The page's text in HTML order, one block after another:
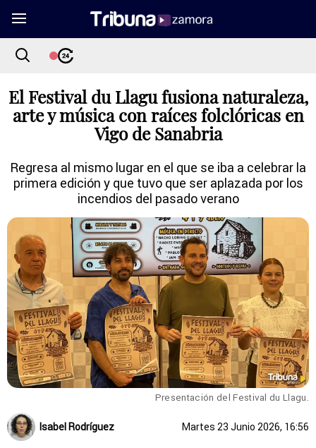
El Festival du Llagu fusiona naturaleza,
arte y música con raíces folclóricas en
Vigo de Sanabria
Regresa al mismo lugar en el que se iba a celebrar la
primera edición y que tuvo que ser aplazada por los
incendios del pasado verano
Presentación del Festival du Llagu.
Isabel Rodríguez Martes 23 Junio 2026, 16:56